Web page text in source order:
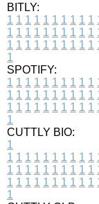
BITLY:
1 1 1 1 1 1 1 1 1 1
1 1 1 1 1 1 1 1 1 1
1 1 1 1 1 1 1 1 1 1
1
SPOTIFY:
1 1 1 1 1 1 1 1 1 1
1 1 1 1 1 1 1 1 1 1
1 1 1 1 1 1 1 1 1 1
1
CUTTLY BIO:
1
1 1 1 1 1 1 1 1 1 1
1 1 1 1 1 1 1 1 1 1
1 1 1 1 1 1 1 1 1 1
1